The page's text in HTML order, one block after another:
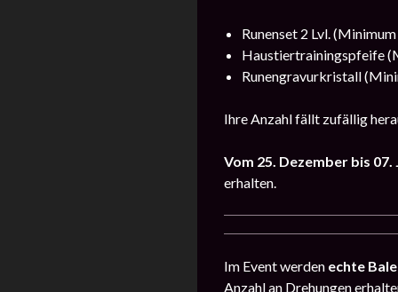
Runenset 2 Lvl.
Haustiertrainingspfeife
Runengravurkristall
Ihre Anzahl fällt zufällig
Vom 25. Dezember bis
erhalten.
Im Event werden echte
Anzahl an Drehungen